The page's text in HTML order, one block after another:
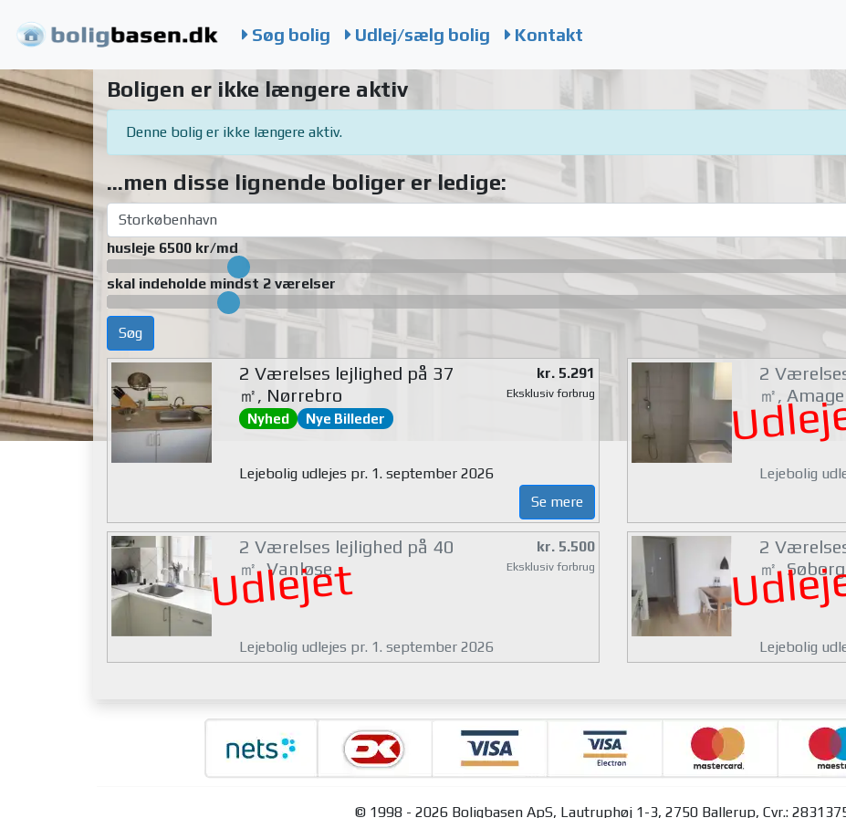
Søg bolig Udlej/sælg bolig Kontakt
Boligen er ikke længere aktiv
Denne bolig er ikke længere aktiv.
...men disse lignende boliger er ledige:
husleje 6500 kr/md
skal indeholde mindst 2 værelser
Søg
2 Værelses lejlighed på 37
㎡, Nørrebro
Nyhed Nye Billeder
kr. 5.291
Eksklusiv forbrug
Lejebolig udlejes pr. 1. september 2026
Se mere
2
㎡,
Lejebolig
Udlejet
2 Værelses lejlighed på 40
㎡, Vanløse
kr. 5.500
Eksklusiv forbrug
Lejebolig udlejes pr. 1. september 2026
2
㎡, Søborg
Lejebolig
© 1998 - 2026 Boligbasen ApS, Lautruphøj 1-3, 2750 Ballerup, Cvr.: